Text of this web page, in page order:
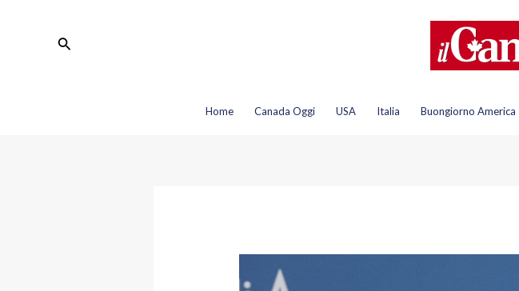
Cerca
Home Canada Oggi USA Italia Buongiorno America